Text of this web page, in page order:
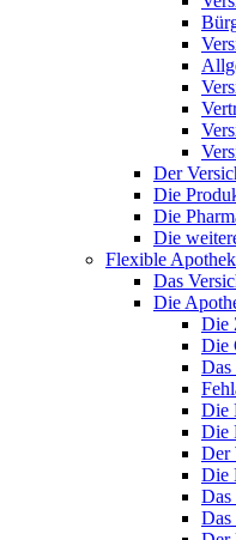
Der
Die
Die
Die
Flexible
Das
Die
Die
Die
Die
Die
Der
Die
Das
Das